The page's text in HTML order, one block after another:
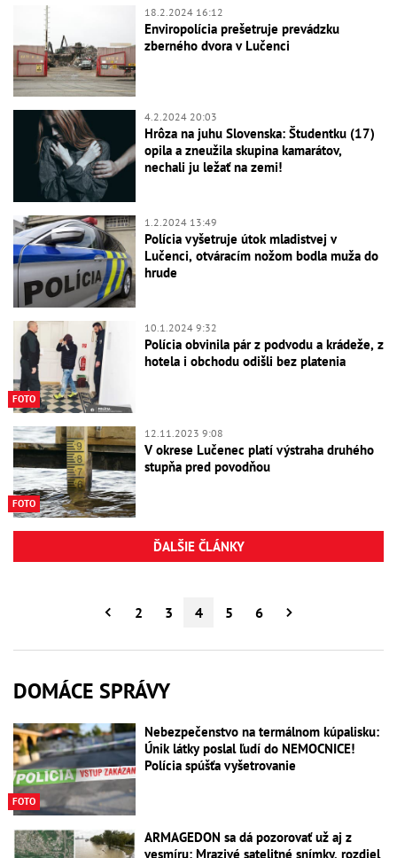
18.2.2024 16:12
Enviropolícia prešetruje prevádzku
zberného dvora v Lučenci
4.2.2024 20:03
Hrôza na juhu Slovenska: Študentku (17)
opila a zneužila skupina kamarátov,
nechali ju ležať na zemi!
1.2.2024 13:49
Polícia vyšetruje útok mladistvej v
Lučenci, otváracím nožom bodla muža do
hrude
FOTO
10.1.2024 9:32
Polícia obvinila pár z podvodu a krádeže, z
hotela i obchodu odišli bez platenia
FOTO
12.11.2023 9:08
V okrese Lučenec platí výstraha druhého
stupňa pred povodňou
ĎALŠIE ČLÁNKY
2 3 4 5 6
DOMÁCE SPRÁVY
FOTO
Nebezpečenstvo na termálnom kúpalisku:
Únik látky poslal ľudí do NEMOCNICE!
Polícia spúšťa vyšetrovanie
ARMAGEDON sa dá pozorovať už aj z
vesmíru: Mrazivé satelitné snímky, rozdiel